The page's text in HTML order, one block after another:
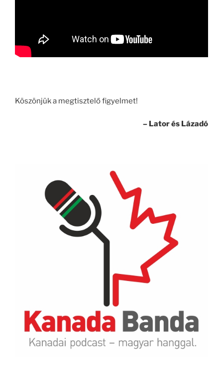
Köszönjük a megtisztelő figyelmet!
– Lator és Lázadó